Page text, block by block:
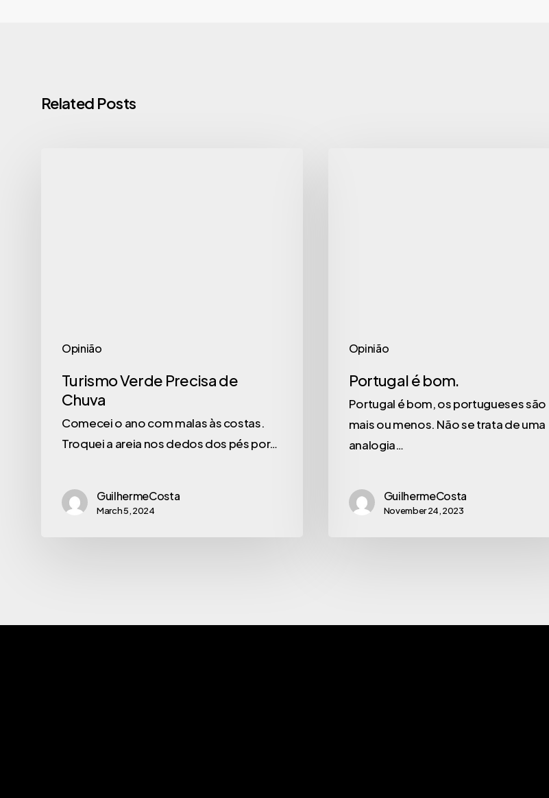
Related Posts
Opinião
Turismo Verde Precisa de
Chuva
Comecei o ano com malas às costas.
Troquei a areia nos dedos dos pés por…
GuilhermeCosta
March 5, 2024
Opinião
Portugal é bom.
Portugal é bom, os portugueses são
mais ou menos. Não se trata de uma
analogia…
GuilhermeCosta
November 24, 2023